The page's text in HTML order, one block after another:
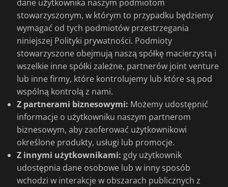
dane użytkownika naszym podmiotom
stowarzyszonym, w którym to przypadku będziemy
wymagać od tych podmiotów przestrzegania
niniejszej Polityki prywatności. Podmioty
stowarzyszone obejmują naszą spółkę macierzystą i
wszelkie inne spółki zależne, partnerów joint venture
lub inne firmy, które kontrolujemy lub które są pod
wspólną kontrolą z nami.
Z partnerami biznesowymi: Możemy udostępnić
informacje o użytkowniku naszym partnerom
biznesowym, aby zaoferować użytkownikowi
określone produkty, usługi lub promocje.
Z innymi użytkownikami: gdy użytkownik
udostępnia dane osobowe lub w inny sposób
wchodzi w interakcje w obszarach publicznych z